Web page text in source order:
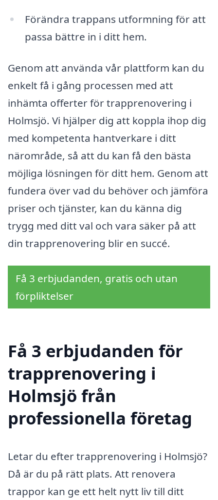
Förändra trappans utformning för att
passa bättre in i ditt hem.
Genom att använda vår plattform kan du
enkelt få i gång processen med att
inhämta offerter för trapprenovering i
Holmsjö. Vi hjälper dig att koppla ihop dig
med kompetenta hantverkare i ditt
närområde, så att du kan få den bästa
möjliga lösningen för ditt hem. Genom att
fundera över vad du behöver och jämföra
priser och tjänster, kan du känna dig
trygg med ditt val och vara säker på att
din trapprenovering blir en succé.
Få 3 erbjudanden, gratis och utan
förpliktelser
Få 3 erbjudanden för
trapprenovering i
Holmsjö från
professionella företag
Letar du efter trapprenovering i Holmsjö?
Då är du på rätt plats. Att renovera
trappor kan ge ett helt nytt liv till ditt